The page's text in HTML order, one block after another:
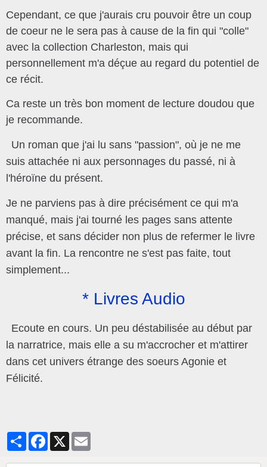
Cependant, ce que j'aurais cru pouvoir être un coup
de coeur ne le sera pas à cause de la fin qui "colle"
avec la collection Charleston, mais qui
personnellement m'a déçue au regard du potentiel de
ce récit.
Ca reste un très bon moment de lecture doudou que
je recommande.
Un roman que j'ai lu sans "passion", où je ne me
suis attachée ni aux personnages du passé, ni à
l'héroïne du présent.
Je ne parviens pas à dire précisément ce qui m'a
manqué, mais j'ai tourné les pages sans attente
précise, et sans décider non plus de refermer le livre
avant la fin. La rencontre ne s'est pas faite, tout
simplement...
* Livres Audio
Ecoute en cours. Un peu déstabilisée au début par
la narratrice, mais elle a su m'accrocher et m'attirer
dans cet univers étrange des soeurs Agonie et
Félicité.
PartagerFacebook
X